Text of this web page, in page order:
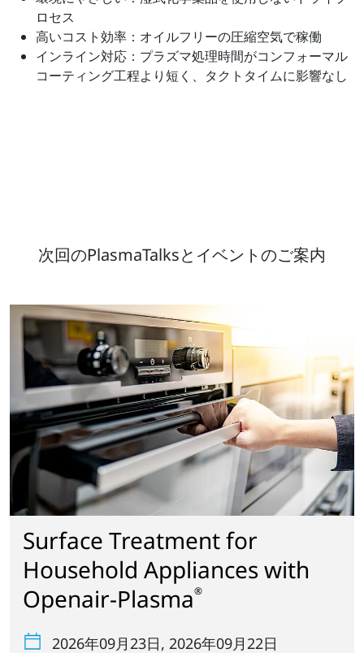
ロセス
高いコスト効率：オイルフリーの圧縮空気で稼働
インライン対応：プラズマ処理時間がコンフォーマル
コーティング工程より短く、タクトタイムに影響なし
次回のPlasmaTalksとイベントのご案内
Surface Treatment for
Household Appliances with
Openair-Plasma®
2026年09月23日 , 2026年09月22日